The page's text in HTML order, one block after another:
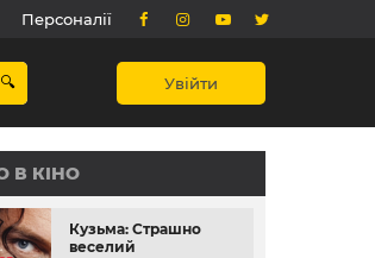
Персоналії
Увійти
В КІНО
Кузьма: Страшно
веселий